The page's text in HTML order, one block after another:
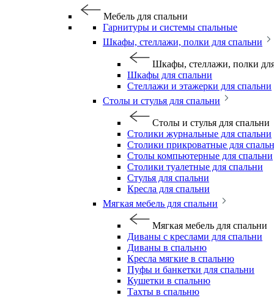
Мебель для спальни
Гарнитуры и системы спальные
Шкафы, стеллажи, полки для спальни
Шкафы, стеллажи, полки
Шкафы для спальни
Стеллажи и этажерки для спальни
Столы и стулья для спальни
Столы и стулья для спальни
Столики журнальные для спальни
Столики прикроватные для
Столы компьютерные для спальни
Столики туалетные для спальни
Стулья для спальни
Кресла для спальни
Мягкая мебель для спальни
Мягкая мебель для спальни
Диваны с креслами для спальни
Диваны в спальню
Кресла мягкие в спальню
Пуфы и банкетки для спальни
Кушетки в спальню
Тахты в спальню